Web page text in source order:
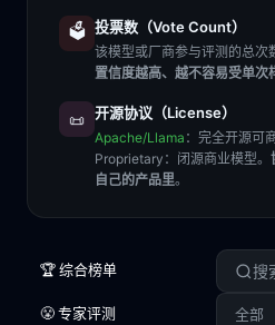
🗳️ 投票数（Vote Count）
该模型或厂商参与评测的总次
置信度越高、越不容易受单次
📜 开源协议（License）
Apache/Llama ：完全开源可
Proprietary ：闭源商业模型。
自己的产品里。
🏆 综合榜单
😤 专家评测 全部